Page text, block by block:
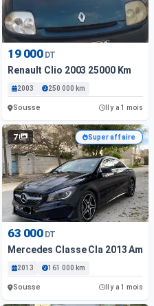
19 000 DT
Renault Clio 2003 25000 Km
2003 250 000 km
Sousse Il y a 1 mois
7 Super affaire
63 000 DT
Mercedes Classe Cla 2013 Amg
2013 161 000 km
Sousse Il y a 1 mois